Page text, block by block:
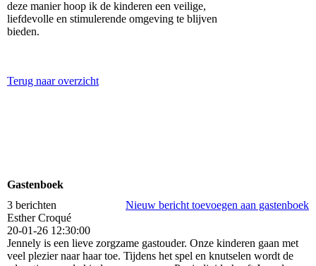
deze manier hoop ik de kinderen een veilige,
liefdevolle en stimulerende omgeving te blijven
bieden.
Terug naar overzicht
Gastenboek
3 berichten
Nieuw bericht toevoegen aan gastenboek
Esther Croqué
20-01-26 12:30:00
Jennely is een lieve zorgzame gastouder. Onze kinderen gaan met
veel plezier naar haar toe. Tijdens het spel en knutselen wordt de